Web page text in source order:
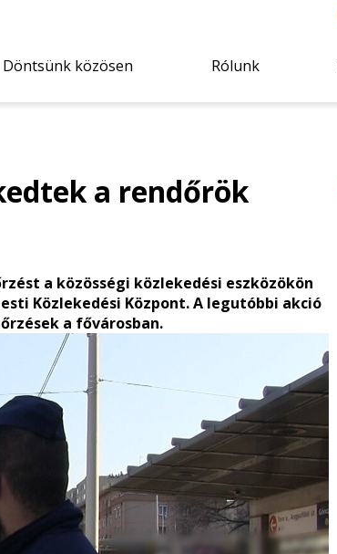
Döntsünk közösen Rólunk
a rendőrök
a közösségi közlekedési eszközökön
Közlekedési Központ. A legutóbbi akció
a fővárosban.